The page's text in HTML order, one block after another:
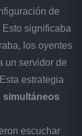
de
significaba
los oyentes
un servidor de
estrategia
simultáneos
escuchar